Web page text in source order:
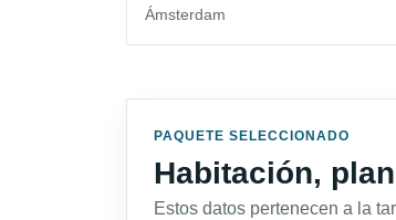
Ámsterdam
PAQUETE SELECCIONADO
Habitación,
Estos datos pertenecen a la